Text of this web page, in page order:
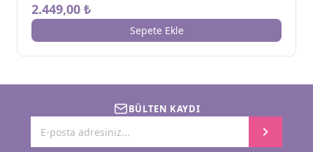
2.449,00 ₺
Sepete Ekle
BÜLTEN KAYDI